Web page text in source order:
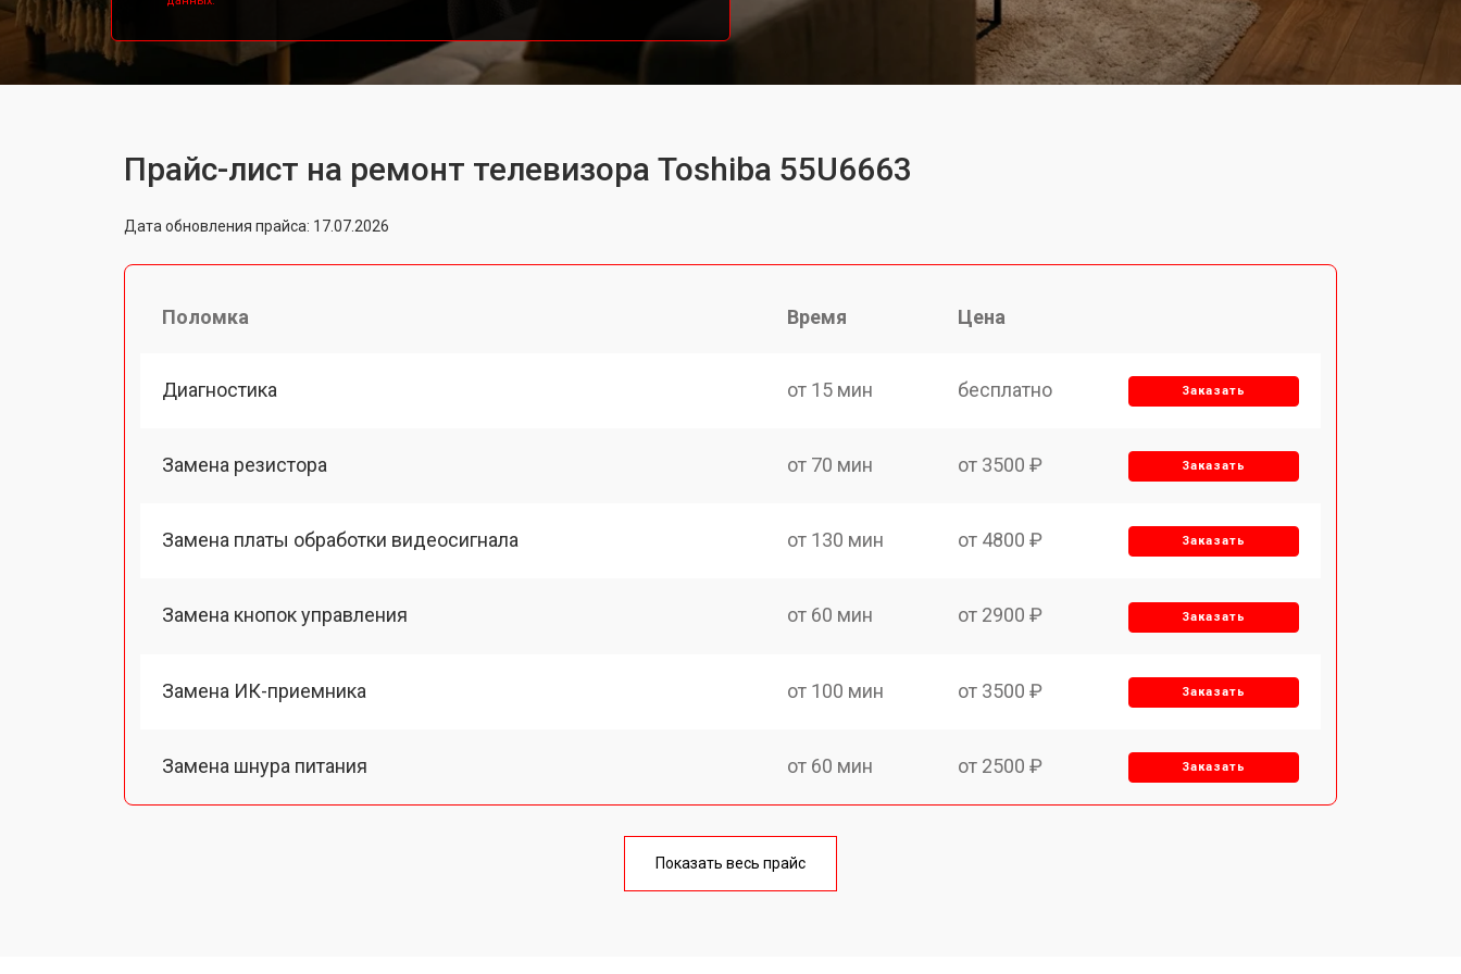
Прайс-лист на ремонт телевизора Toshiba 55U6663
Дата обновления прайса: 17.07.2026
Поломка Время Цена
Диагностика от 15 мин бесплатно Заказать
Замена резистора от 70 мин от 3500 ₽ Заказать
Замена платы обработки видеосигнала от 130 мин от 4800 ₽ Заказать
Замена кнопок управления от 60 мин от 2900 ₽ Заказать
Замена ИК-приемника от 100 мин от 3500 ₽ Заказать
Замена шнура питания от 60 мин от 2500 ₽ Заказать
от 90 мин
Показать весь прайс